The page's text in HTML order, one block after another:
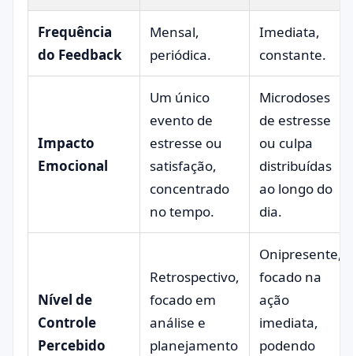
Frequência
do Feedback
Mensal,
periódica.
Imediata,
constante.
Impacto
Emocional
Um único
evento de
estresse ou
satisfação,
concentrado
no tempo.
Microdoses
de estresse
ou culpa
distribuídas
ao longo do
dia.
Nível de
Controle
Percebido
Retrospectivo,
focado em
análise e
planejamento
Onipresente,
focado na
ação
imediata,
podendo